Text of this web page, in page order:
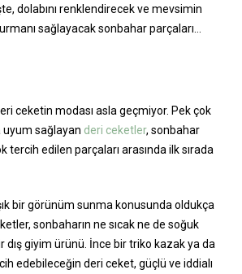
dolabını renklendirecek ve mevsimin
sağlayacak sonbahar parçaları…
ceketin modası asla geçmiyor. Pek çok
uyum sağlayan deri ceketler, sonbahar
tercih edilen parçaları arasında ilk sırada
bir görünüm sunma konusunda oldukça
sonbaharın ne sıcak ne de soğuk
dış giyim ürünü. İnce bir triko kazak ya da
edebileceğin deri ceket, güçlü ve iddialı